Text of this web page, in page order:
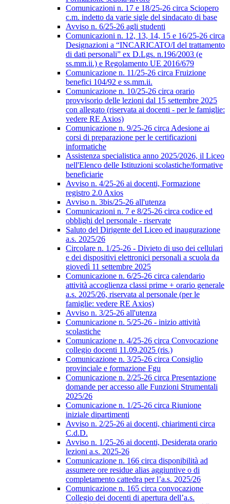
Comunicazioni n. 17 e 18/25-26 circa Sciopero
c.m. indetto da varie sigle del sindacato di base
Avviso n. 6/25-26 agli studenti
Comunicazioni n. 12, 13, 14, 15 e 16/25-26 circa
Designazioni a “INCARICATO/I del trattamento
di dati personali” ex D.Lgs. n.196/2003 (e
ss.mm.ii.) e Regolamento UE 2016/679
Comunicazione n. 11/25-26 circa Fruizione
benefici 104/92 e ss.mm.ii.
Comunicazione n. 10/25-26 circa orario
provvisorio delle lezioni dal 15 settembre 2025
con allegato (riservata ai docenti - per le famiglie:
vedere RE Axios)
Comunicazione n. 9/25-26 circa Adesione ai
corsi di preparazione per le certificazioni
informatiche
Assistenza specialistica anno 2025/2026, il Liceo
nell'Elenco delle Istituzioni scolastiche/formative
beneficiarie
Avviso n. 4/25-26 ai docenti, Formazione
registro 2.0 Axios
Avviso n. 3bis/25-26 all'utenza
Comunicazioni n. 7 e 8/25-26 circa codice ed
obblighi del personale - riservate
Saluto del Dirigente del Liceo ed inaugurazione
a.s. 2025/26
Circolare n. 1/25-26 - Divieto di uso dei cellulari
e dei dispositivi elettronici personali a scuola da
giovedì 11 settembre 2025
Comunicazione n. 6/25-26 circa calendario
attività accoglienza classi prime + orario generale
a.s. 2025/26, riservata al personale (per le
famiglie: vedere RE Axios)
Avviso n. 3/25-26 all'utenza
Comunicazione n. 5/25-26 - inizio attività
scolastiche
Comunicazione n. 4/25-26 circa Convocazione
collegio docenti 11.09.2025 (ris.)
Comunicazione n. 3/25-26 circa Consiglio
provinciale e formazione Fgu
Comunicazione n. 2/25-26 circa Presentazione
domande per accesso alle Funzioni Strumentali
2025/26
Comunicazione n. 1/25-26 circa Riunione
iniziale dipartimenti
Avviso n. 2/25-26 ai docenti, chiarimenti circa
C.d.D.
Avviso n. 1/25-26 ai docenti, Desiderata orario
lezioni a.s. 2025-26
Comunicazione n. 166 circa disponibilità ad
assumere ore residue alias aggiuntive o di
completamento cattedra per l’a.s. 2025/26
Comunicazione n. 165 circa convocazione
Collegio dei docenti di apertura dell’a.s.